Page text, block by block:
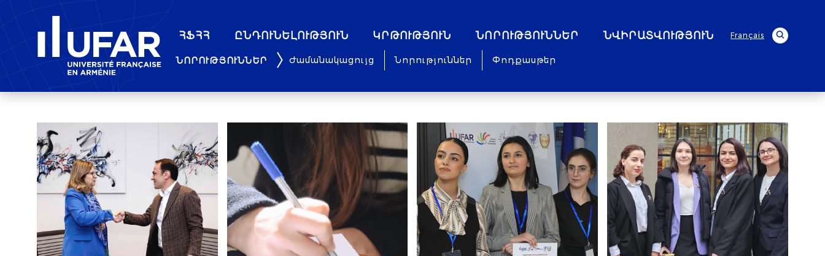
ՀՖՀՀ ԸՆԴՈՒՆԵԼՈՒԹՅՈՒՆ ԿՐԹՈՒԹՅՈՒՆ ՆՈՐՈՒԹՅՈՒՆՆԵՐ ՆՎԻՐԱՏՎՈՒԹՅՈՒՆ Français
Ժամանակացույց Նորություններ Փոդքասթեր